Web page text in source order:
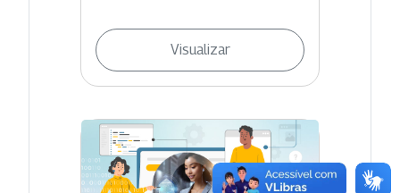
Visualizar